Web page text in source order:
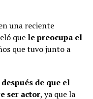
una reciente
que le preocupa el
que tuvo junto a
de que el
ser actor, ya que la